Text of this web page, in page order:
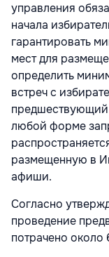
управления
начала
гарантировать
мест для
определить
встреч с
предшествующий
любой форме
размещенную в
афиши.
Согласно
проведение
потрачено около